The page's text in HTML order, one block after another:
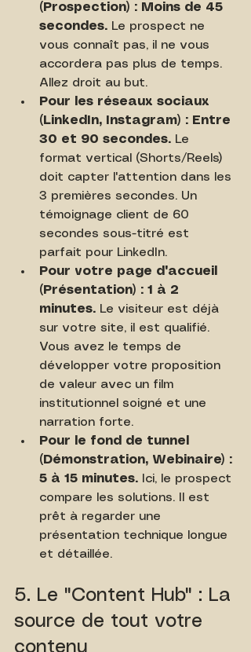
(Prospection) : Moins de 45
secondes. Le prospect ne
vous connaît pas, il ne vous
accordera pas plus de temps.
Allez droit au but.
Pour les réseaux sociaux
(LinkedIn, Instagram) : Entre
30 et 90 secondes. Le
format vertical (Shorts/Reels)
doit capter l'attention dans les
3 premières secondes. Un
témoignage client de 60
secondes sous-titré est
parfait pour LinkedIn.
Pour votre page d'accueil
(Présentation) : 1 à 2
minutes. Le visiteur est déjà
sur votre site, il est qualifié.
Vous avez le temps de
développer votre proposition
de valeur avec un film
institutionnel soigné et une
narration forte.
Pour le fond de tunnel
(Démonstration, Webinaire) :
5 à 15 minutes. Ici, le prospect
compare les solutions. Il est
prêt à regarder une
présentation technique longue
et détaillée.
5. Le "Content Hub" : La
source de tout votre
contenu